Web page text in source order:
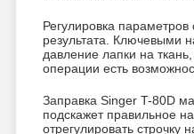
Регулировка параметров
результата. Ключевыми
давление лапки на
операции есть
Заправка Singer T-80D
подскажет правильное
отрегулировать строчку